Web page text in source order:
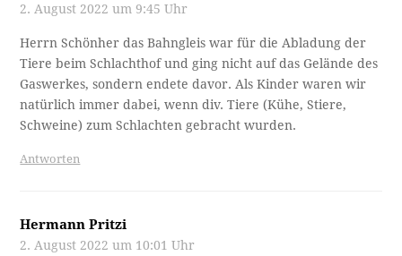
2. August 2022 um 9:45 Uhr
Herrn Schönher das Bahngleis war für die Abladung der
Tiere beim Schlachthof und ging nicht auf das Gelände des
Gaswerkes, sondern endete davor. Als Kinder waren wir
natürlich immer dabei, wenn div. Tiere (Kühe, Stiere,
Schweine) zum Schlachten gebracht wurden.
Antworten
Hermann Pritzi
2. August 2022 um 10:01 Uhr